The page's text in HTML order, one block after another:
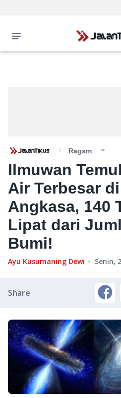
Ragam
Ilmuwan
Air Terbesar
Angkasa, 140
Lipat dari
Bumi!
Ayu Kusumaning Dewi Senin,
Share